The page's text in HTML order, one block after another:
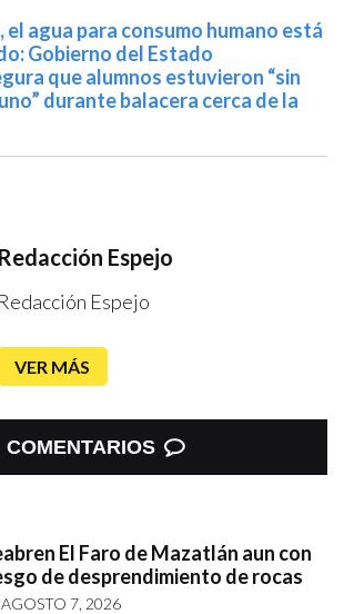
el agua para consumo humano está
Gobierno del Estado
que alumnos estuvieron “sin
durante balacera cerca de la
Redacción Espejo
Redacción Espejo
VER MÁS
COMENTARIOS
El Faro de Mazatlán aun con
de desprendimiento de rocas
AGOSTO 7, 2026